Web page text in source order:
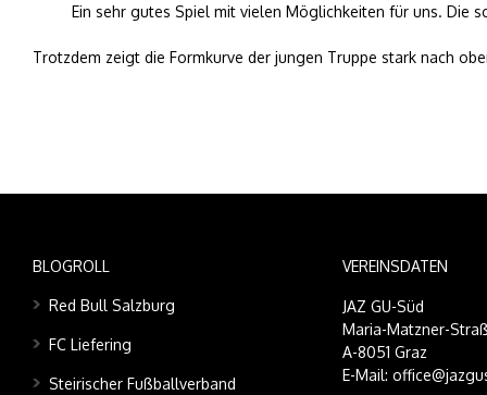
Ein sehr gutes Spiel mit vielen Möglichkeiten für uns. Die
Trotzdem zeigt die Formkurve der jungen Truppe stark nach
BLOGROLL
Red Bull Salzburg
FC Liefering
Steirischer Fußballverband
VEREINSDATEN
JAZ GU-Süd
Maria-Matzner-
A-8051 Graz
E-Mail: